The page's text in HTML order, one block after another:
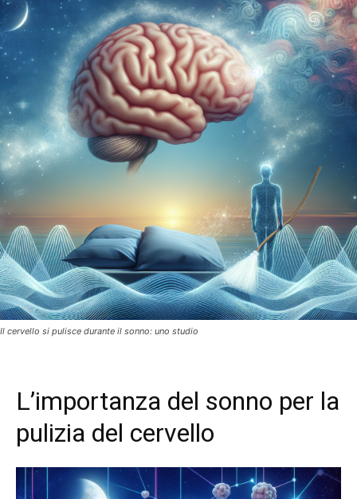
Il cervello si pulisce durante il sonno: uno studio
L’importanza del sonno per la
pulizia del cervello